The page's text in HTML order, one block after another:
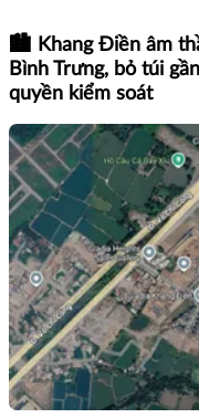
🏙️ Khang Điền âm
Bình Trưng, bỏ túi
quyền kiểm soát